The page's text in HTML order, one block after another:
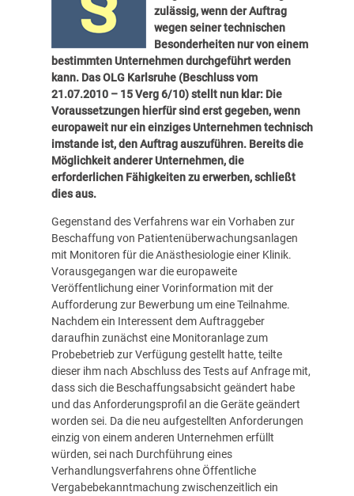
zulässig, wenn der Auftrag
wegen seiner technischen
Besonderheiten nur von einem
bestimmten Unternehmen durchgeführt werden
kann. Das OLG Karlsruhe (Beschluss vom
21.07.2010 – 15 Verg 6/10) stellt nun klar: Die
Voraussetzungen hierfür sind erst gegeben, wenn
europaweit nur ein einziges Unternehmen technisch
imstande ist, den Auftrag auszuführen. Bereits die
Möglichkeit anderer Unternehmen, die
erforderlichen Fähigkeiten zu erwerben, schließt
dies aus.
Gegenstand des Verfahrens war ein Vorhaben zur
Beschaffung von Patientenüberwachungsanlagen
mit Monitoren für die Anästhesiologie einer Klinik.
Vorausgegangen war die europaweite
Veröffentlichung einer Vorinformation mit der
Aufforderung zur Bewerbung um eine Teilnahme.
Nachdem ein Interessent dem Auftraggeber
daraufhin zunächst eine Monitoranlage zum
Probebetrieb zur Verfügung gestellt hatte, teilte
dieser ihm nach Abschluss des Tests auf Anfrage mit,
dass sich die Beschaffungsabsicht geändert habe
und das Anforderungsprofil an die Geräte geändert
worden sei. Da die neu aufgestellten Anforderungen
einzig von einem anderen Unternehmen erfüllt
würden, sei nach Durchführung eines
Verhandlungsverfahrens ohne Öffentliche
Vergabebekanntmachung zwischenzeitlich ein